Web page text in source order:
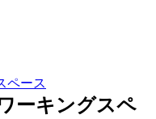
ペース
ーキングスペ